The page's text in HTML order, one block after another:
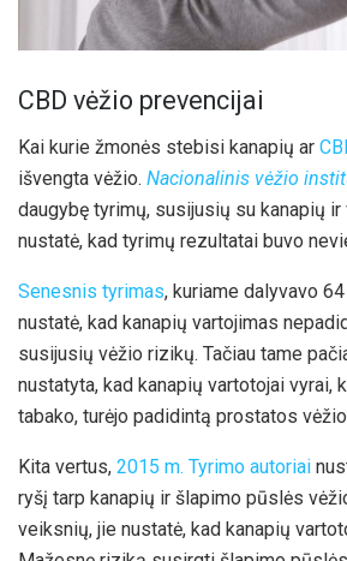
CBD vėžio prevencijai
Kai kurie žmonės stebisi kanapių ar
išvengta vėžio. Nacionalinis vėžio
daugybę tyrimų, susijusių su kanapių ir
nustatė, kad tyrimų rezultatai buvo
Senesnis tyrimas, kuriame dalyvavo
nustatė, kad kanapių vartojimas
susijusių vėžio rizikų. Tačiau tame
nustatyta, kad kanapių vartotojai vyrai,
tabako, turėjo padidintą prostatos
Kita vertus, 2015 m. Tyrimo autoriai
ryšį tarp kanapių ir šlapimo pūslės
veiksnių, jie nustatė, kad kanapių